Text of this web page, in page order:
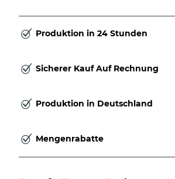
Produktion in 24 Stunden
Sicherer Kauf Auf Rechnung
Produktion in Deutschland
Mengenrabatte